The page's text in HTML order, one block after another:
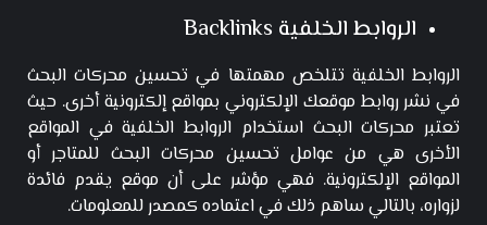
الروابط الخلفية Backlinks
الروابط الخلفية تتلخص مهمتها في تحسين محركات البحث
في نشر روابط موقعك الإلكتروني بمواقع إلكترونية أخرى. حيث
تعتبر محركات البحث استخدام الروابط الخلفية في المواقع
الأخرى هي من عوامل تحسين محركات البحث للمتاجر أو
المواقع الإلكترونية. فهي مؤشر على أن موقع يقدم فائدة
لزواره، بالتالي ساهم ذلك في اعتماده كمصدر للمعلومات.